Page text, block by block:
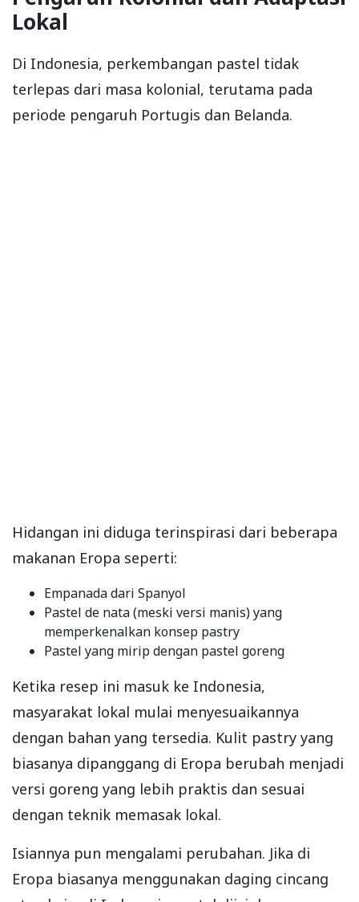
Lokal
Di Indonesia, perkembangan pastel tidak
terlepas dari masa kolonial, terutama pada
periode pengaruh Portugis dan Belanda.
Hidangan ini diduga terinspirasi dari beberapa
makanan Eropa seperti:
Empanada dari Spanyol
Pastel de nata (meski versi manis) yang
memperkenalkan konsep pastry
Pastel yang mirip dengan pastel goreng
Ketika resep ini masuk ke Indonesia,
masyarakat lokal mulai menyesuaikannya
dengan bahan yang tersedia. Kulit pastry yang
biasanya dipanggang di Eropa berubah menjadi
versi goreng yang lebih praktis dan sesuai
dengan teknik memasak lokal.
Isiannya pun mengalami perubahan. Jika di
Eropa biasanya menggunakan daging cincang